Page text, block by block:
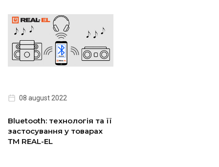
08 august 2022
Bluetooth: технологія та її
застосування у товарах
ТМ REAL-EL